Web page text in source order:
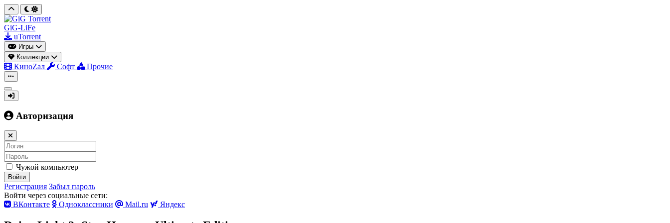
GiG-LiFe
uTorrent
Игры
Коллекции
КиноZал Софт Прочие
Авторизация
Чужой компьютер
Войти
Регистрация Забыл пароль
Войти через социальные сети:
ВКонтакте
Одноклассники Mail.ru Яндекс